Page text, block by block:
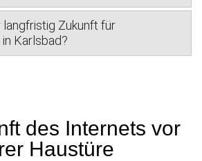
langfristig Zukunft für
Karlsbad?
des Internets vor
Haustüre